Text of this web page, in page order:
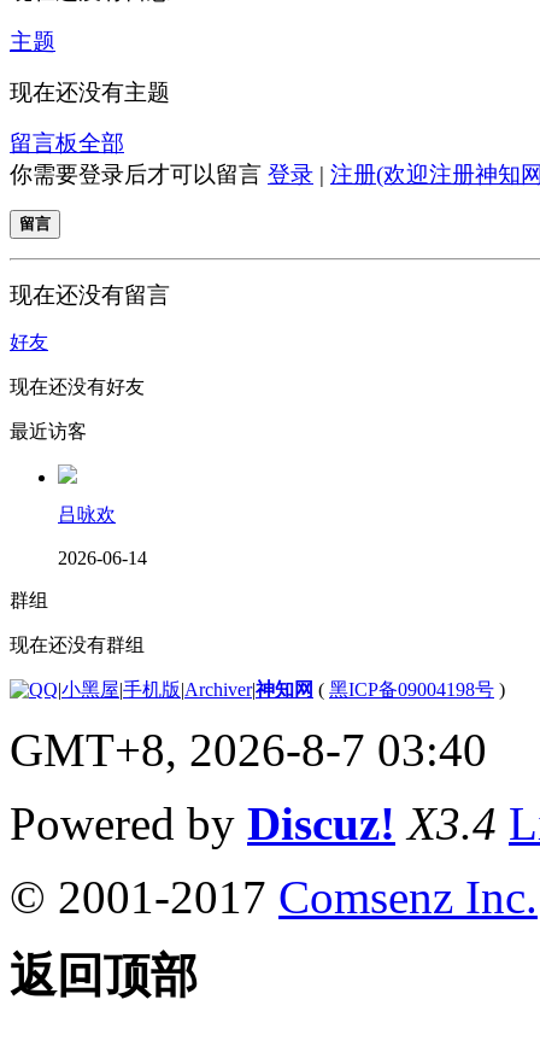
主题
现在还没有主题
留言板全部
你需要登录后才可以留言 登录 | 注册(欢迎注册神知
留言
现在还没有留言
好友
现在还没有好友
最近访客
吕咏欢
2026-06-14
群组
现在还没有群组
|小黑屋|手机版|Archiver|神知网 ( 黑ICP备09004198号 )
GMT+8, 2026-8-7 03:40
Powered by Discuz! X3.4
© 2001-2017 Comsenz Inc.
返回顶部